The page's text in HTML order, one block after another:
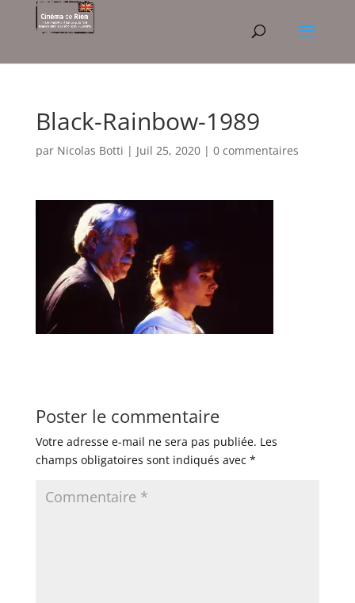
Black-Rainbow-1989
par Nicolas Botti | Juil 25, 2020| 0 commentaires
Poster le commentaire
Votre adresse e-mail ne sera pas publiée. Les
champs obligatoires sont indiqués avec *